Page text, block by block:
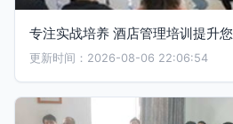
专注实战培养 酒店管理培训提升
更新时间：2026-08-06 22:06:54